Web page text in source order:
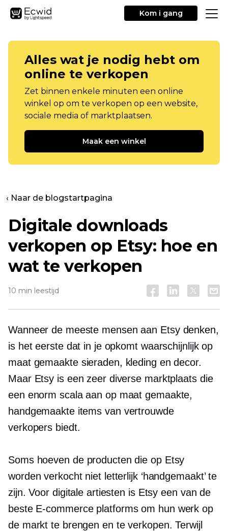
Kom i gang
Alles wat je nodig hebt om
online te verkopen
Zet binnen enkele minuten een online
winkel op om te verkopen op een website,
sociale media of marktplaatsen.
Maak een winkel
‹ Naar de blogstartpagina
Digitale downloads
verkopen op Etsy: hoe en
wat te verkopen
10 min leestijd
Wanneer de meeste mensen aan Etsy denken,
is het eerste dat in je opkomt waarschijnlijk op
maat gemaakte sieraden, kleding en decor.
Maar Etsy is een zeer diverse marktplaats die
een enorm scala aan op maat gemaakte,
handgemaakte items van vertrouwde
verkopers biedt.
Soms hoeven de producten die op Etsy
worden verkocht niet letterlijk ‘handgemaakt’ te
zijn. Voor digitale artiesten is Etsy een van de
beste E-commerceplatforms om hun werk op
de markt te brengen en te verkopen. Terwijl